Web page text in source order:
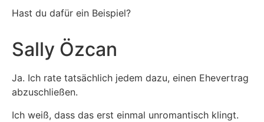
Hast du dafür ein Beispiel?
Sally Özcan
Ja. Ich rate tatsächlich jedem dazu, einen Ehevertrag
abzuschließen.
Ich weiß, dass das erst einmal unromantisch klingt.